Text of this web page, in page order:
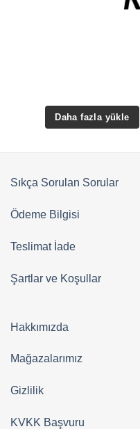
Daha fazla yükle
Sıkça Sorulan Sorular
Ödeme Bilgisi
Teslimat İade
Şartlar ve Koşullar
Hakkımızda
Mağazalarımız
Gizlilik
KVKK Başvuru